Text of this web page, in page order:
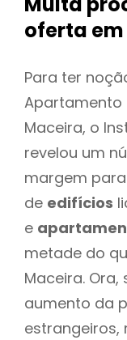
oferta
Para ter
Apartamento
Maceira, o
revelou um
margem
de edifícios
e
metade do
Maceira.
aumento da